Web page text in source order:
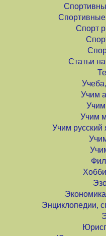
Спортивные
Спорт
Статьи
Учим
Учим
Учим русский
Энциклопедии,